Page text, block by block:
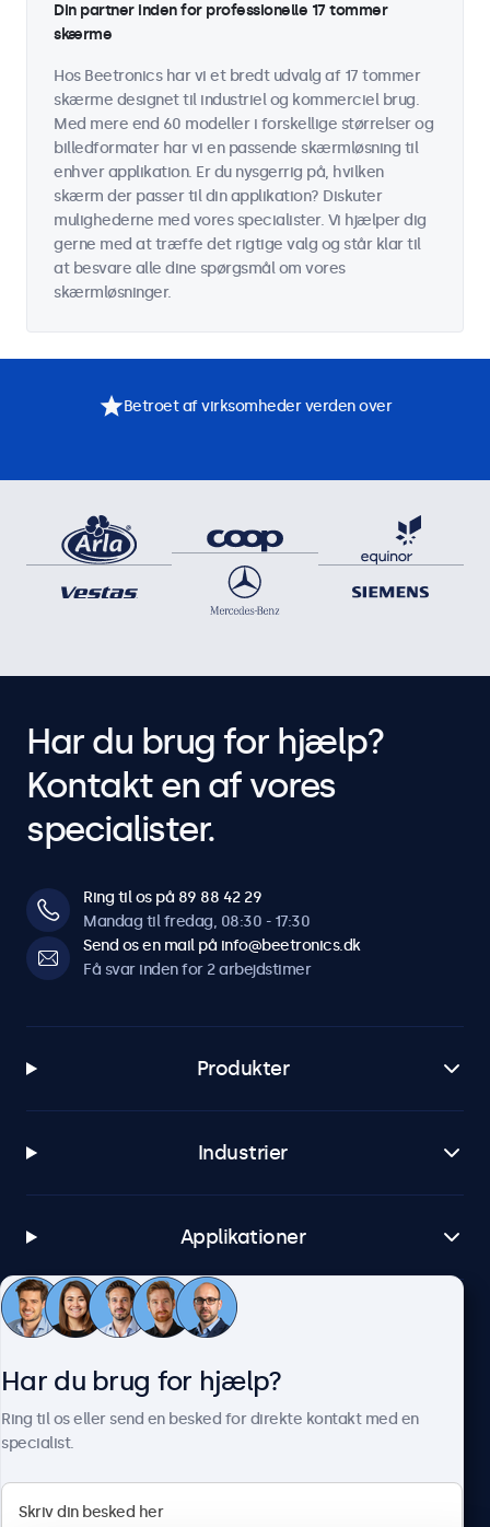
Din partner inden for professionelle 17 tommer
skærme
Hos Beetronics har vi et bredt udvalg af 17 tommer
skærme designet til industriel og kommerciel brug.
Med mere end 60 modeller i forskellige størrelser og
billedformater har vi en passende skærmløsning til
enhver applikation. Er du nysgerrig på, hvilken
skærm der passer til din applikation? Diskuter
mulighederne med vores specialister. Vi hjælper dig
gerne med at træffe det rigtige valg og står klar til
at besvare alle dine spørgsmål om vores
skærmløsninger.
Betroet af virksomheder verden over
Har du brug for hjælp?
Kontakt en af vores
specialister.
Ring til os på 89 88 42 29
Mandag til fredag, 08:30 - 17:30
Send os en mail på info@beetronics.dk
Få svar inden for 2 arbejdstimer
Produkter
Industrier
Applikationer
Kundeservice
Har du brug for hjælp?
Ring til os eller send en besked for direkte kontakt med en
specialist.